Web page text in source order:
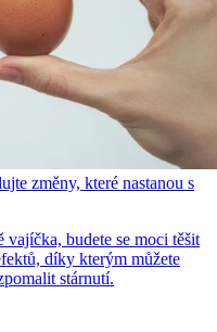
změny, které nastanou s
budete se moci těšit
díky kterým můžete
stárnutí.